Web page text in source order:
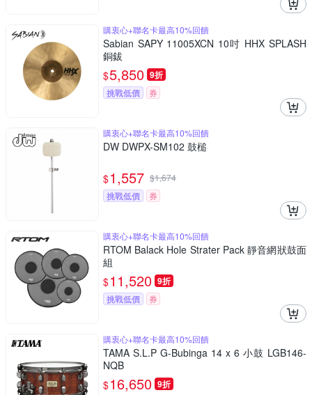
購衷心+聯名卡最高10%回饋
Sabian SAPY 11005XCN 10吋 HHX SPLASH
銅鈸
$5,850 9折
挑戰低價 券
購衷心+聯名卡最高10%回饋
DW DWPX-SM102 鼓槌
$1,557 $1,674
挑戰低價
券
購衷心+聯名卡最高10%回饋
RTOM Balack Hole Strater Pack 靜音網狀鼓面
組
$11,520 9折
挑戰低價 券
購衷心+聯名卡最高10%回饋
TAMA S.L.P G-Bubinga 14 x 6 小鼓 LGB146-
NQB
$16,650 9折